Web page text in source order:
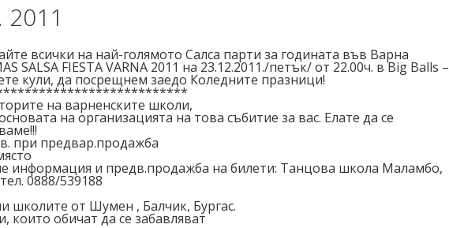
всички на най-голямото Салса парти за годината във Варна
SALSA FIESTA VARNA 2011 на 23.12.2011./петък/ от 22.00ч. в Big Balls –
кули, да посрещнем заедо Коледните празници!
********
на варненските школи,
на организацията на това събитие за вас. Елате да се
при предвар.продажба
информация и предв.продажба на билети: Танцова школа Маламбо,
0888/539188
от Шумен , Балчик, Бургас.
които обичат да се забавляват